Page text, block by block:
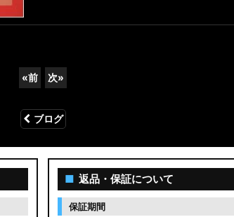
«前 次»
ブログ
■ 返品・保証について
保証期間